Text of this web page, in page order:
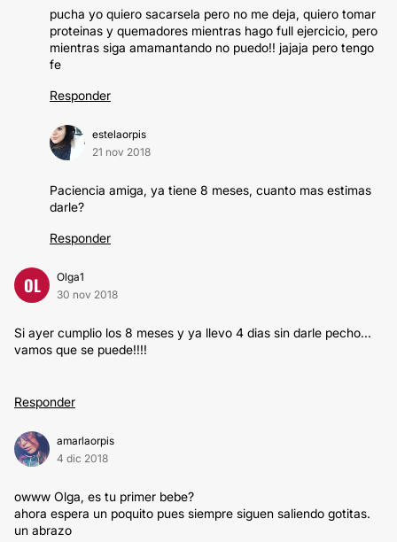
pucha yo quiero sacarsela pero no me deja, quiero tomar
proteinas y quemadores mientras hago full ejercicio, pero
mientras siga amamantando no puedo!! jajaja pero tengo
fe
Responder
estelaorpis
21 nov 2018
Paciencia amiga, ya tiene 8 meses, cuanto mas estimas
darle?
Responder
OL
Olga1
30 nov 2018
Si ayer cumplio los 8 meses y ya llevo 4 dias sin darle pecho...
vamos que se puede!!!!
Responder
amarlaorpis
4 dic 2018
owww Olga, es tu primer bebe?
ahora espera un poquito pues siempre siguen saliendo gotitas.
un abrazo